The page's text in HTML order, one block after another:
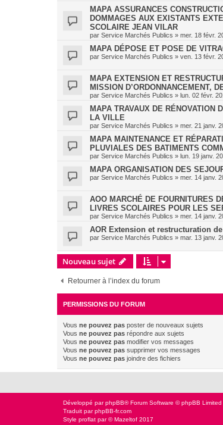
MAPA ASSURANCES
DOMMAGES AUX EXISTANTS
SCOLAIRE JEAN VILAR
par Service Marchés Publics » mer. 18 févr.
MAPA DÉPOSE ET POSE DE
par Service Marchés Publics » ven. 13 févr.
MAPA EXTENSION ET
MISSION D’ORDONNANCEMENT,
par Service Marchés Publics » lun. 02 févr.
MAPA TRAVAUX DE RÉNOVATION
LA VILLE
par Service Marchés Publics » mer. 21 janv.
MAPA MAINTENANCE ET
PLUVIALES DES BATIMENTS
par Service Marchés Publics » lun. 19 janv.
MAPA ORGANISATION DES
par Service Marchés Publics » mer. 14 janv.
AOO MARCHÉ DE FOURNITURES
LIVRES SCOLAIRES POUR LES
par Service Marchés Publics » mer. 14 janv.
AOR Extension et restructuration
par Service Marchés Publics » mar. 13 janv.
Nouveau sujet
Retourner à l’index du forum
PERMISSIONS DU FORUM
Vous ne pouvez pas poster de nouveaux sujets
Vous ne pouvez pas répondre aux sujets
Vous ne pouvez pas modifier vos messages
Vous ne pouvez pas supprimer vos messages
Vous ne pouvez pas joindre des fichiers
Développé parphpBB® Forum Software © phpBB Limited
Traduit parphpBB-fr.com
Style proflat par ©Mazeltof 2017